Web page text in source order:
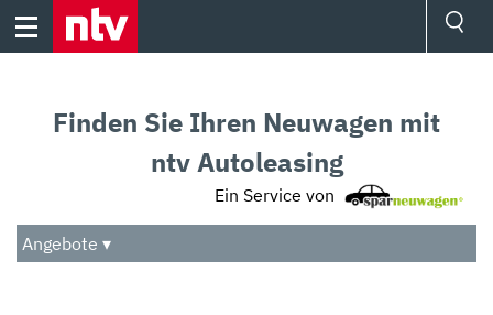
Skip
Audio
Das Beste
Finden Sie Ihren Neuwagen mit
ntv Autoleasing
Ein Service von
Angebote ▾